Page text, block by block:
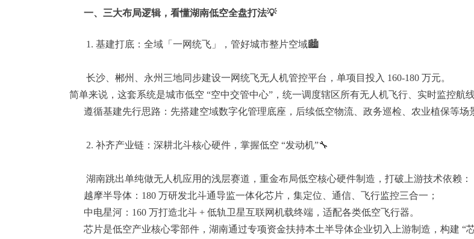
一、三大布局逻辑，看懂湖南低空全盘打法💡
1. 基建打底：全域「一网统飞」，管好城市整片空域🏙️
长沙、郴州、永州三地同步建设一网统飞无人机管控平台，单项目投入 160-180 万元。
简单来说，这套系统是城市低空 “空中交管中心”，统一调度辖区所有无人机飞行、实时监控航
遵循基建先行思路：先搭建空域数字化管理底座，后续低空物流、政务巡检、农业植保等场
2. 补齐产业链：深耕北斗核心硬件，掌握低空 “发动机”🔧
湖南跳出单纯做无人机应用的浅层赛道，重金布局低空核心硬件制造，打破上游技术依赖：
越摩半导体：180 万研发北斗通导监一体化芯片，集定位、通信、飞行监控三合一；
中电星河：160 万打造北斗 + 低轨卫星互联网机载终端，适配各类低空飞行器。
芯片是低空产业核心零部件，湖南通过专项资金扶持本土半导体企业切入上游制造，构建 “